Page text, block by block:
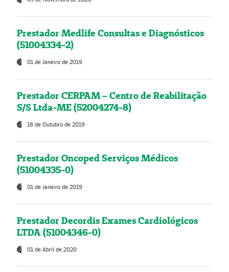
Prestador Medlife Consultas e Diagnósticos
(51004334-2)
01 de Janeiro de 2019
Prestador CERPAM – Centro de Reabilitação
S/S Ltda-ME (52004274-8)
18 de Outubro de 2019
Prestador Oncoped Serviços Médicos
(51004335-0)
01 de Janeiro de 2019
Prestador Decordis Exames Cardiológicos
LTDA (51004346-0)
01 de Abril de 2020